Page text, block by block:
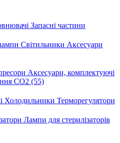
Запасні частини
Світильники Аксесуари
Аксесуари, комплектуючі
CO2 (55)
Холодильники Терморегулятори
Лампи для стерилізаторів